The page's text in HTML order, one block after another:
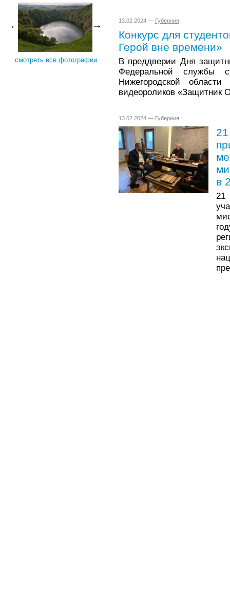
смотреть все фотографии
13.02.2024 — Губерния
Конкурс для
Герой вне времени»
В преддверии Дня
Федеральной службы
Нижегородской области
видеороликов «Защитник
13.02.2024 — Губерния
в
21